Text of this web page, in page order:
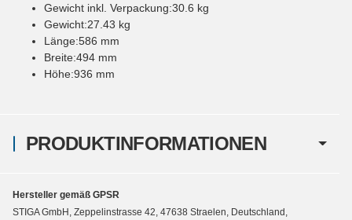
PRODUKTINFORMATIONEN
Gewicht inkl. Verpackung:30.6 kg
Gewicht:27.43 kg
Länge:586 mm
Breite:494 mm
Höhe:936 mm
Hersteller gemäß GPSR
STIGA GmbH, Zeppelinstrasse 42, 47638 Straelen, Deutschland,